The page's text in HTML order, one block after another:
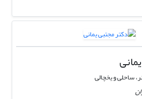
ساحلی و یخچالی